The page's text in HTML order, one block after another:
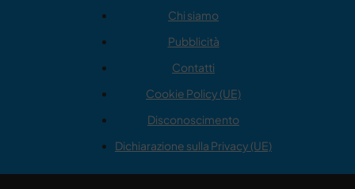
Chi siamo
Pubblicità
Contatti
Cookie Policy (UE)
Disconoscimento
Dichiarazione sulla Privacy (UE)